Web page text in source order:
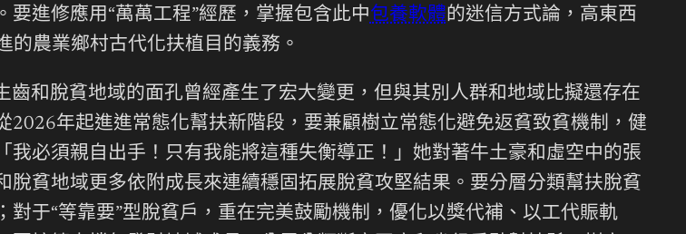
進修應用“萬萬工程”經歷，掌握包含此中包養軟體的迷信方式論，高東西
的農業鄉村古代化扶植目的義務。
齒和脫貧地域的面孔曾經產生了宏大變更，但與其別人群和地域比擬還存在
年起進進常態化幫扶新階段，要兼顧樹立常態化避免返貧致貧機制，健
必須親自出手！只有我能將這種失衡導正！」她對著牛土豪和虛空中的張
貧地域更多依附成長來連續穩固拓展脫貧攻堅結果。要分層分類幫扶脫貧
于“等靠要”型脫貧戶，重在完美鼓勵機制，優化以獎代補、以工代賑軌